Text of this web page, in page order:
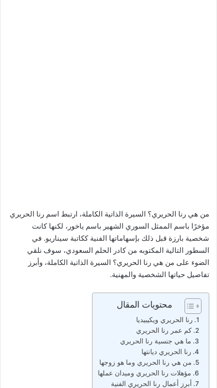
من هي رنا الحريري؟ السيرة الذاتية الكاملة، ارتبط اسم رنا الحريري
مؤخرًا باسم الممثل السوري الشهير باسم ياخور، لكنها كانت
شخصية بارزة قبل ذلك بإسهاماتها الفنية ككاتبة سيناريو. في
السطور التالية المكتوبه من كادر الحلم السعودي، سوف نلقي
الضوء على من هي رنا الحريري؟ السيرة الذاتية الكاملة، وأبرز
تفاصيل حياتها الشخصية والمهنية.
محتويات المقال
رنا الحريري ويكيبيديا
كم عمر رنا الحريري
ما هي جنسية رنا الحريري
رنا الحريري ديانتها
من هي رنا الحريري وما هو زوجها
مؤهلات رنا الحريري وميدان عملها
أبرز أعمال رنا الحريري الفنية